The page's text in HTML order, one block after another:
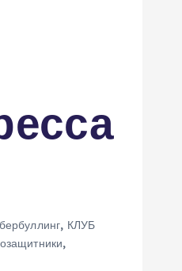
, КЛУБ
,